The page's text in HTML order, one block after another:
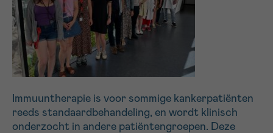
Immuuntherapie is voor sommige kankerpatiënten
reeds standaardbehandeling, en wordt klinisch
onderzocht in andere patiëntengroepen. Deze
Ja, stuur mij de nieuwsbrief
Ik aanvaard degebruiksvoorwaarden
*VERPLICHT VELD
Sturen